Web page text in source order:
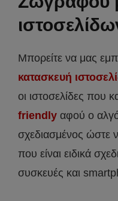
Μπορείτε να μας
κατασκευή
οι ιστοσελίδες που
friendly αφού ο
σχεδιασμένος ώστε
που είναι ειδικά
συσκευές και